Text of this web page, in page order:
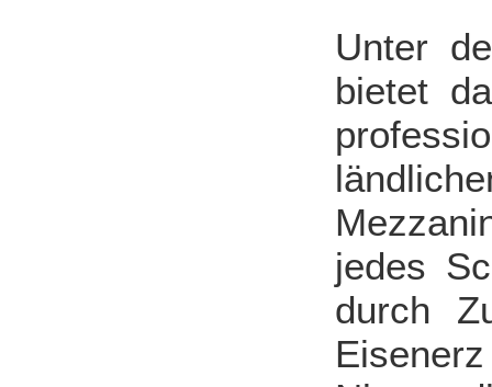
Unter
bietet
jedes
durch